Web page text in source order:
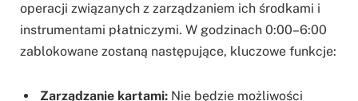
operacji związanych z zarządzaniem ich środkami i
instrumentami płatniczymi. W godzinach 0:00–6:00
zablokowane zostaną następujące, kluczowe funkcje:
Zarządzanie kartami: Nie będzie możliwości